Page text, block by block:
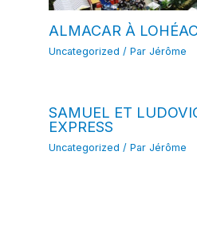
ALMACAR À
Uncategorized / ParJérôme
SAMUEL ET
EXPRESS
Uncategorized / ParJérôme